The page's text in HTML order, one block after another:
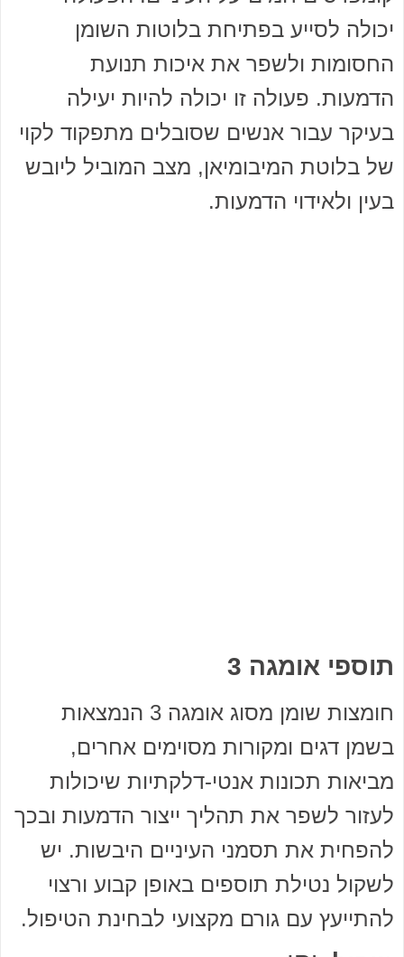
יכולה לסייע בפתיחת בלוטות השומן
החסומות ולשפר את איכות תנועת
הדמעות. פעולה זו יכולה להיות יעילה
בעיקר עבור אנשים שסובלים מתפקוד לקוי
של בלוטת המיבומיאן, מצב המוביל ליובש
בעין ולאידוי הדמעות.
תוספי אומגה 3
חומצות שומן מסוג אומגה 3 הנמצאות
בשמן דגים ומקורות מסוימים אחרים,
מביאות תכונות אנטי-דלקתיות שיכולות
לעזור לשפר את תהליך ייצור הדמעות ובכך
להפחית את תסמני העיניים היבשות. יש
לשקול נטילת תוספים באופן קבוע ורצוי
להתייעץ עם גורם מקצועי לבחינת הטיפול.